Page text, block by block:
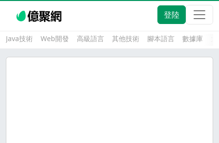
登陸
Java技術 Web開發 高級語言 其他技術 腳本語言 數據庫